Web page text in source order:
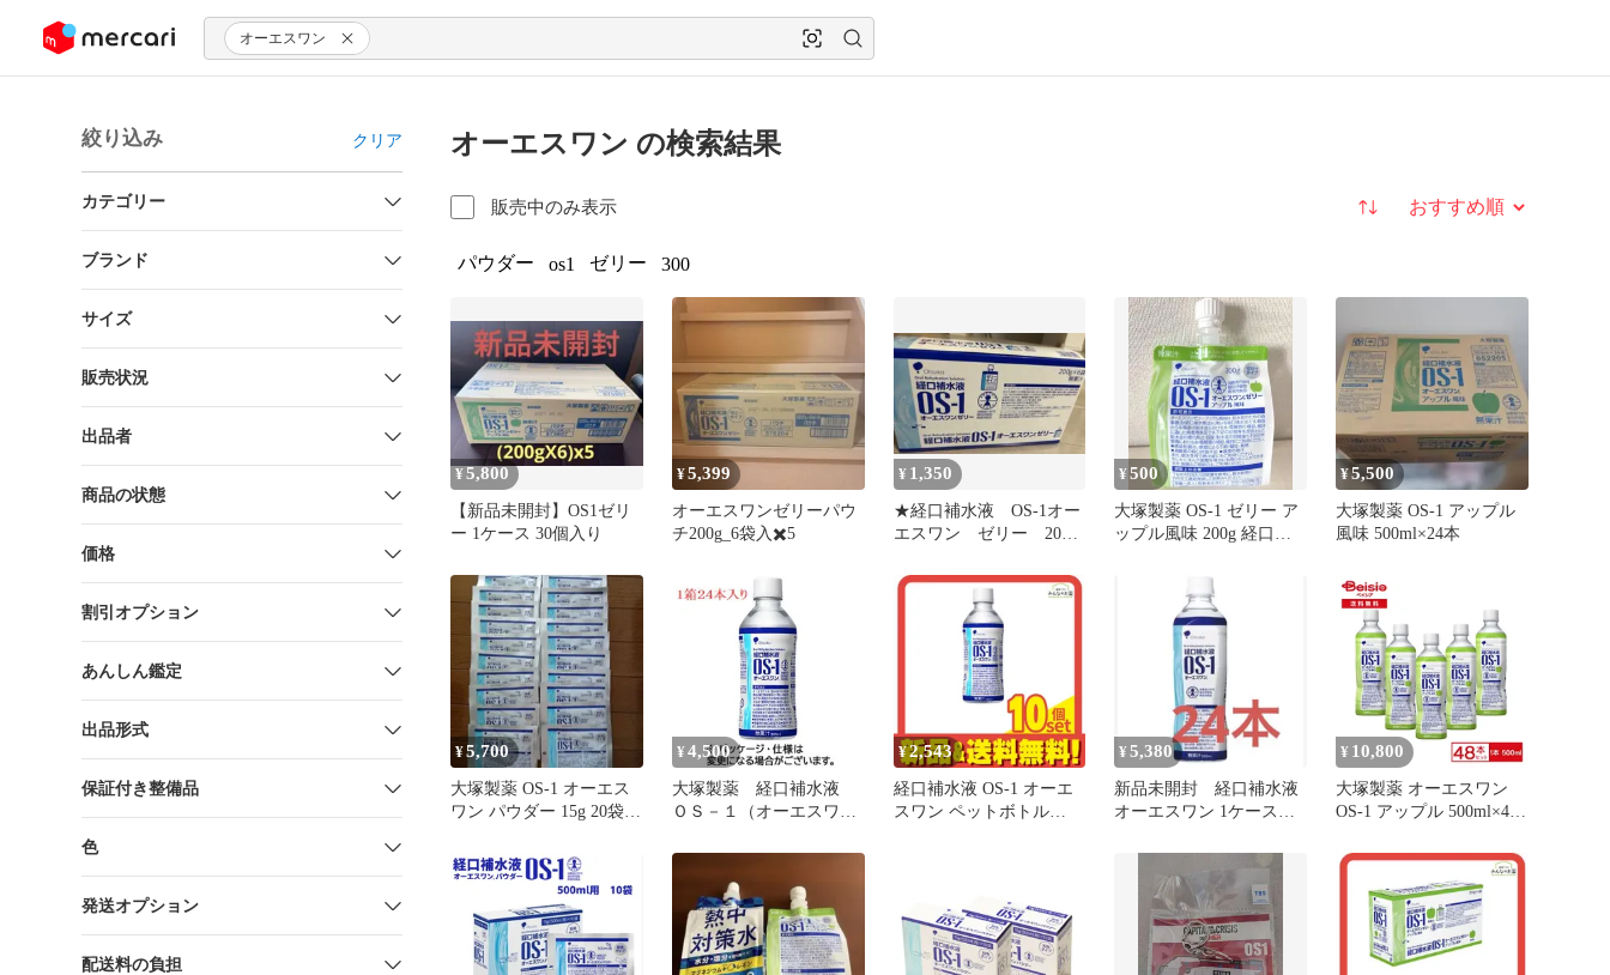
ツにスキップ オーエスワン
絞り込み クリア
カテゴリー
ブランド
サイズ
販売状況
出品者
商品の状態
価格
割引オプション
あんしん鑑定
出品形式
保証付き整備品
色
発送オプション
配送料の負担
オーエスワン の検索結果
販売中のみ表示 並び替え
パウダー os1 ゼリー 300
¥5,800
【新品未開封】OS1ゼリ
ー 1ケース 30個入り
¥5,399
オーエスワンゼリーパウ
チ200g_6袋入✖️5
¥ 1,350
★経口補水液 OS-1オー
エスワン ゼリー 200
払い※）
¥500
大塚製薬 OS-1 ゼリー ア
ップル風味 200g 経口補
¥5,500
大塚製薬 OS-1 アップル
風味 500ml×24本
¥5,700
大塚製薬 OS-1 オーエス
ワン パウダー 15g 20袋セ
¥ 4,500
大塚製薬 経口補水液
ＯＳ－１（オーエスワ
トボトル １ケース（２
¥2,543
経口補水液 OS-1 オーエ
スワン ペットボトル
¥ 5,380
新品未開封 経口補水液
オーエスワン 1ケース
¥ 10,800
大塚製薬 オーエスワン
OS-1 アップル 500ml×48
水液 熱中症 脱水症状